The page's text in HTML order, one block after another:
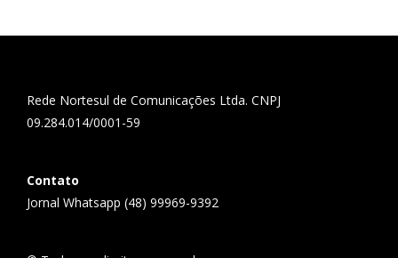
Rede Nortesul de Comunicações Ltda. CNPJ
09.284.014/0001-59
Contato
Jornal Whatsapp (48) 99969-9392